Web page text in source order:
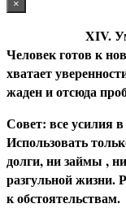
×
XIV.
Человек готов к
хватает
жаден и отсюда
Совет: все усилия
Использовать
долги, ни займы ,
разгульной жизни.
к обстоятельствам.